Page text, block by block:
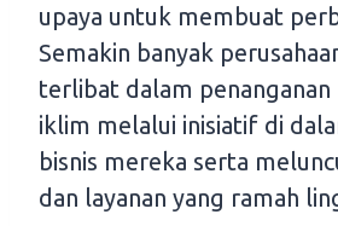
upaya untuk membuat
Semakin banyak
terlibat dalam penanganan
iklim melalui inisiatif di
bisnis mereka serta
dan layanan yang ramah